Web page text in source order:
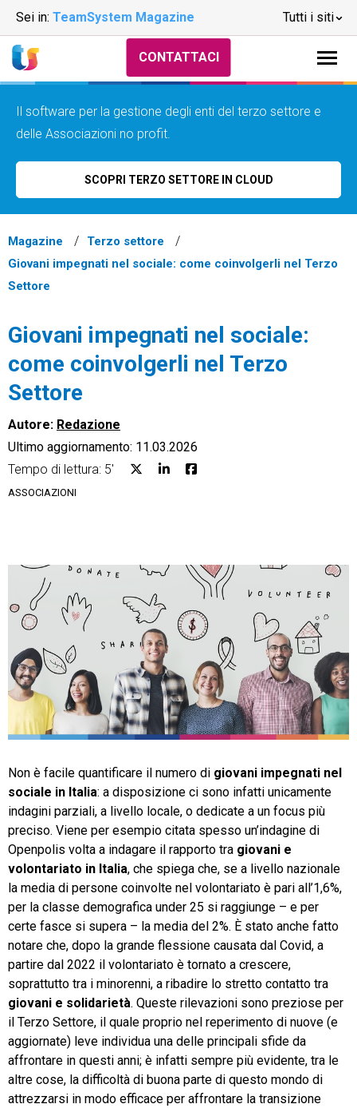
Sei in: TeamSystem Magazine Tutti i siti
Ecommerce
Financial Solutions
HR
Trust Services
TeamSystem Corporate
CONTATTACI
Il software per la gestione degli enti del terzo settore e
delle Associazioni no profit.
SCOPRI TERZO SETTORE IN CLOUD
Magazine
Terzo settore
Giovani impegnati nel sociale: come coinvolgerli nel Terzo
Settore
Giovani impegnati nel sociale:
come coinvolgerli nel Terzo
Settore
Autore: Redazione
Ultimo aggiornamento: 11.03.2026
Tempo di lettura: 5'
ASSOCIAZIONI
Non è facile quantificare il numero di giovani impegnati nel
sociale in Italia: a disposizione ci sono infatti unicamente
indagini parziali, a livello locale, o dedicate a un focus più
preciso. Viene per esempio citata spesso un’indagine di
Openpolis volta a indagare il rapporto tra giovani e
volontariato in Italia, che spiega che, se a livello nazionale
la media di persone coinvolte nel volontariato è pari all’1,6%,
per la classe demografica under 25 si raggiunge – e per
certe fasce si supera – la media del 2%. È stato anche fatto
notare che, dopo la grande flessione causata dal Covid, a
partire dal 2022 il volontariato è tornato a crescere,
soprattutto tra i minorenni, a ribadire lo stretto contatto tra
giovani e solidarietà. Queste rilevazioni sono preziose per
il Terzo Settore, il quale proprio nel reperimento di nuove (e
aggiornate) leve individua una delle principali sfide da
affrontare in questi anni; è infatti sempre più evidente, tra le
altre cose, la difficoltà di buona parte di questo mondo di
attrezzarsi in modo efficace per affrontare la transizione